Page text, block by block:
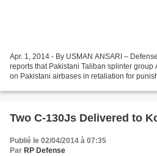
Apr. 1, 2014 - By USMAN ANSARI –
reports that Pakistani Taliban splinter
on Pakistani airbases in retaliation for
Two C-130Js Delivered to
Publié le 02/04/2014 à 07:35
Par RP Defense